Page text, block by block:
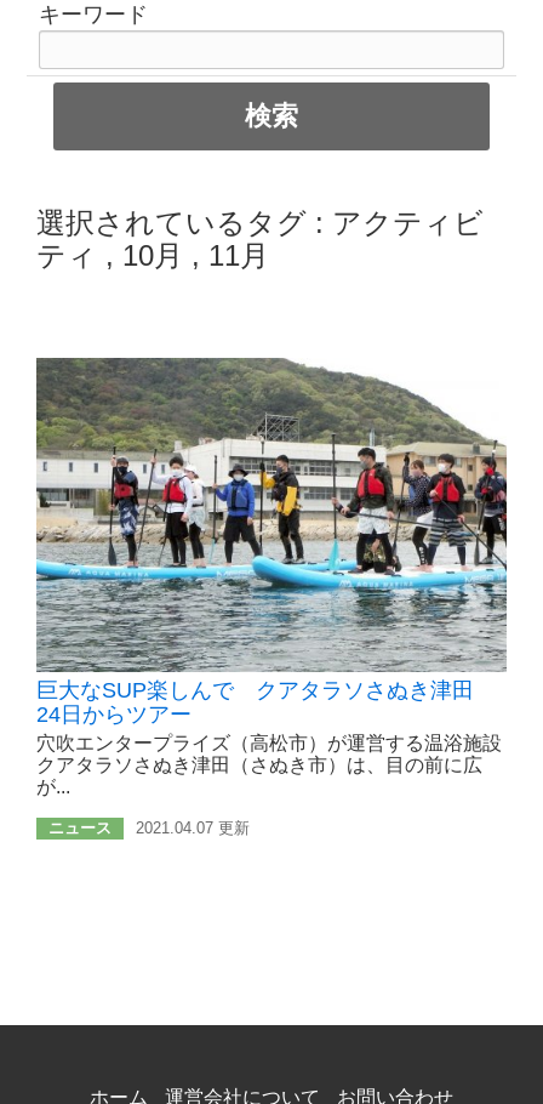
キーワード
選択されているタグ : アクティビ
ティ , 10月 , 11月
巨大なSUP楽しんで クアタラソさぬき津田
24日からツアー
穴吹エンタープライズ（高松市）が運営する温浴施設
クアタラソさぬき津田（さぬき市）は、目の前に広
が...
ニュース 2021.04.07 更新
ホーム 運営会社について お問い合わせ